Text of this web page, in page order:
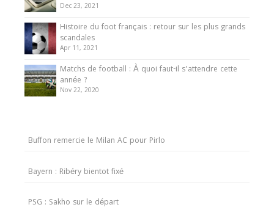
Dec 23, 2021
Histoire du foot français : retour sur les plus grands
scandales
Apr 11, 2021
Matchs de football : À quoi faut-il s’attendre cette
année ?
Nov 22, 2020
Buffon remercie le Milan AC pour Pirlo
Bayern : Ribéry bientot fixé
PSG : Sakho sur le départ